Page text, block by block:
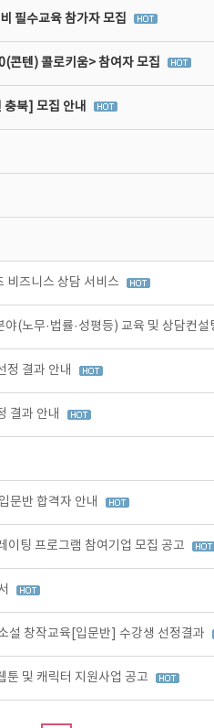
필수교육 참가자 모집
콘텐) 콜로키움> 참여자 모집
북] 모집 안내
비즈니스 상담 서비스
(노무·법률·성평등) 교육 및 상담컨설
결과 안내
결과 안내
문반 합격자 안내
팅 프로그램 참여기업 모집 공고
설 창작교육[입문반] 수강생 선정결과
및 캐릭터 지원사업 공고